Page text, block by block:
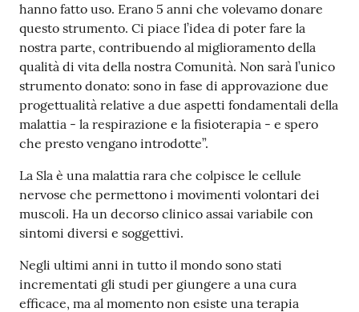
hanno fatto uso. Erano 5 anni che volevamo donare
questo strumento. Ci piace l’idea di poter fare la
nostra parte, contribuendo al miglioramento della
qualità di vita della nostra Comunità. Non sarà l’unico
strumento donato: sono in fase di approvazione due
progettualità relative a due aspetti fondamentali della
malattia - la respirazione e la fisioterapia - e spero
che presto vengano introdotte”.
La Sla è una malattia rara che colpisce le cellule
nervose che permettono i movimenti volontari dei
muscoli. Ha un decorso clinico assai variabile con
sintomi diversi e soggettivi.
Negli ultimi anni in tutto il mondo sono stati
incrementati gli studi per giungere a una cura
efficace, ma al momento non esiste una terapia